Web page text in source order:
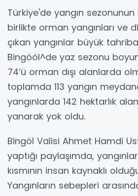
Türkiye'de yangın
birlikte orman yangınları ve
çıkan yangınlar büyük
Bingööl^de yaz sezonu
74’ü orman dışı alanlarda
toplamda 113 yangın
yangınlarda 142 hektarlık
yanarak yok oldu.
Bingöl Valisi Ahmet Hamdi
yaptığı paylaşımda,
kısmının insan kaynaklı
Yangınların sebepleri